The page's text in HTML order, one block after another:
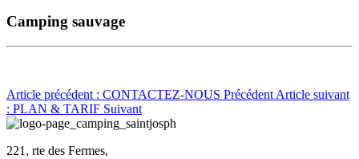
Camping sauvage
Article précédent : CONTACTEZ-NOUS Précédent Article suivant
: PLAN & TARIF Suivant
221, rte des Fermes,